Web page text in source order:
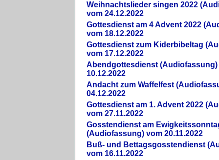
Weihnachtslieder singen 2022
vom 24.12.2022
Gottesdienst am 4 Advent 2022
vom 18.12.2022
Gottesdienst zum Kiderbibeltag
vom 17.12.2022
Abendgottesdienst (Audiofassung)
10.12.2022
Andacht zum Waffelfest
04.12.2022
Gottesdienst am 1. Advent 2022
vom 27.11.2022
Gosstendienst am
(Audiofassung) vom 20.11.2022
Buß- und Bettagsgosstendienst
vom 16.11.2022